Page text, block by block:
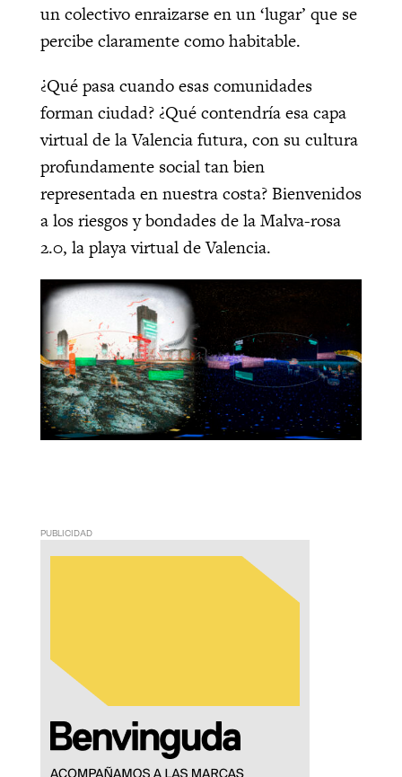
un colectivo enraizarse en un ‘lugar’ que se
percibe claramente como habitable.
¿Qué pasa cuando esas comunidades
forman ciudad? ¿Qué contendría esa capa
virtual de la Valencia futura, con su cultura
profundamente social tan bien
representada en nuestra costa? Bienvenidos
a los riesgos y bondades de la Malva-rosa
2.0, la playa virtual de Valencia.
PUBLICIDAD